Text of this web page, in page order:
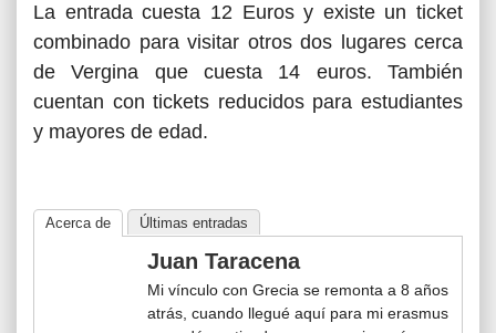
La entrada cuesta 12 Euros y existe un ticket
combinado para visitar otros dos lugares cerca
de Vergina que cuesta 14 euros. También
cuentan con tickets reducidos para estudiantes
y mayores de edad.
Acerca de Últimas entradas
Juan Taracena
Mi vínculo con Grecia se remonta a 8 años
atrás, cuando llegué aquí para mi erasmus